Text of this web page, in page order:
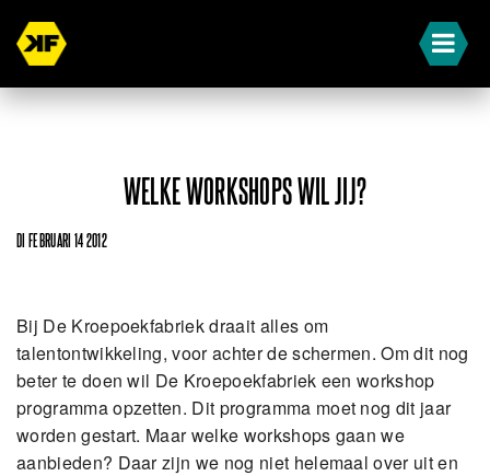
WELKE WORKSHOPS WIL JIJ?
DI FEBRUARI 14 2012
Bij De Kroepoekfabriek draait alles om
talentontwikkeling, voor achter de schermen. Om dit nog
beter te doen wil De Kroepoekfabriek een workshop
programma opzetten. Dit programma moet nog dit jaar
worden gestart. Maar welke workshops gaan we
aanbieden? Daar zijn we nog niet helemaal over uit en